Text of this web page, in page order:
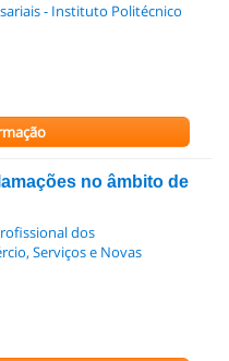
- Instituto Politécnico
no âmbito de
dos
Serviços e Novas